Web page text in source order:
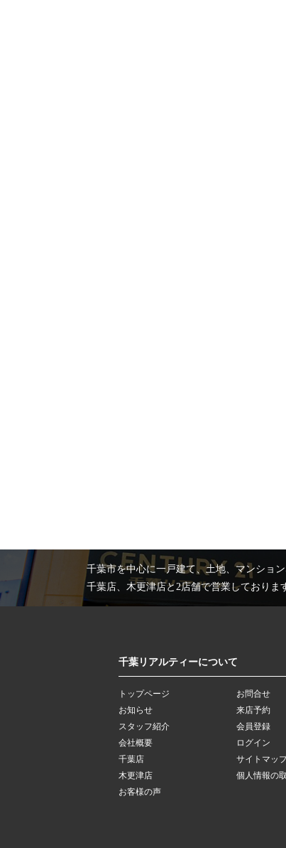
千葉市を中心に一戸建て、土地、マンショ
千葉店、木更津店と2店舗で営業しており
千葉リアルティーについて
トップページ
お知らせ
スタッフ紹介
会社概要
千葉店
木更津店
お客様の声
お問合せ
来店予約
会員登録
ログイン
サイトマッ
個人情報の